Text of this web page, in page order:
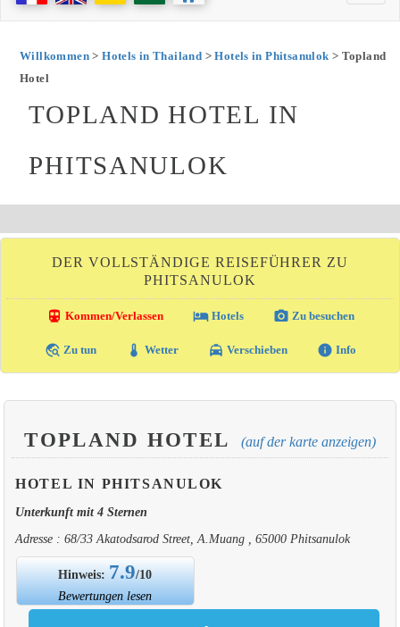
Willkommen>Hotels in Thailand >Hotels in Phitsanulok > Topland
Hotel
TOPLAND HOTEL IN
PHITSANULOK
DER VOLLSTÄNDIGE REISEFÜHRER ZU
PHITSANULOK
directions_transit Kommen/Verlassen local_hotelHotels photo_camera Zu besuchen
travel_explore Zu tun thermostat Wetter local_taxi Verschieben info Info
TOPLAND HOTEL (auf der karte anzeigen)
HOTEL IN PHITSANULOK
Unterkunft mit 4 Sternen
Adresse : 68/33 Akatodsarod Street, A.Muang , 65000 Phitsanulok
Hinweis: 7.9/10
Bewertungen lesen